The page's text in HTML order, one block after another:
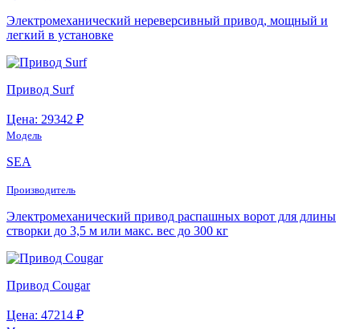
Электромеханический нереверсивный привод, мощный и
легкий в установке
Привод Surf
Цена: 29342 ₽
Модель
SEA
Производитель
Электромеханический привод распашных ворот для длины
створки до 3,5 м или макс. вес до 300 кг
Привод Cougar
Цена: 47214 ₽